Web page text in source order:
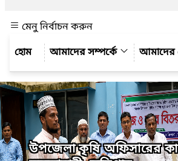
মেনু নির্বাচন করুন
আমাদের সম্পর্কে
আমাদের
উপজেলা কৃষি অফিসারের